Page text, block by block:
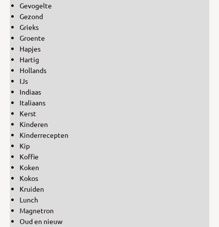
Gevogelte
Gezond
Grieks
Groente
Hapjes
Hartig
Hollands
IJs
Indiaas
Italiaans
Kerst
Kinderen
Kinderrecepten
Kip
Koffie
Koken
Kokos
Kruiden
Lunch
Magnetron
Oud en nieuw